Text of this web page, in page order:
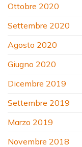
Ottobre 2020
Settembre 2020
Agosto 2020
Giugno 2020
Dicembre 2019
Settembre 2019
Marzo 2019
Novembre 2018